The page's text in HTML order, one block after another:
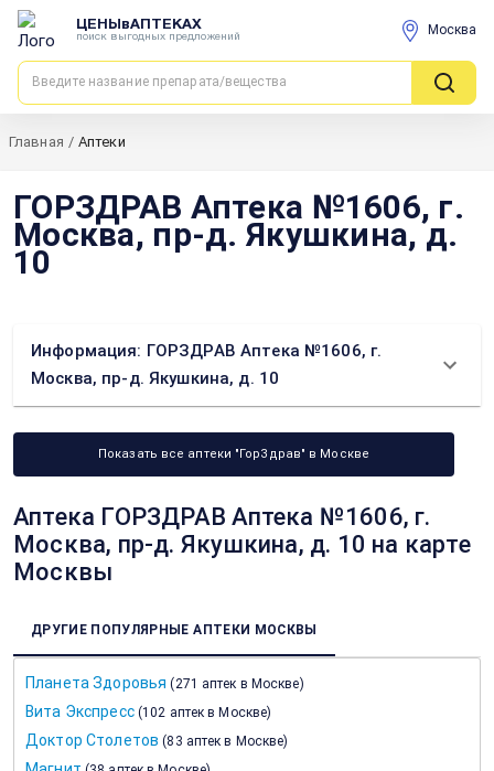
ЦЕНЫвАПТЕКАХ
поиск выгодных предложений Москва
Главная / Аптеки
ГОРЗДРАВ Аптека №1606, г.
Москва, пр-д. Якушкина, д.
10
Информация: ГОРЗДРАВ Аптека №1606, г.
Москва, пр-д. Якушкина, д. 10
Показать все аптеки "ГорЗдрав" в Москве
Аптека ГОРЗДРАВ Аптека №1606, г.
Москва, пр-д. Якушкина, д. 10 на карте
Москвы
ДРУГИЕ ПОПУЛЯРНЫЕ АПТЕКИ МОСКВЫ
Планета Здоровья (271 аптек в Москве)
Вита Экспресс (102 аптек в Москве)
Доктор Столетов (83 аптек в Москве)